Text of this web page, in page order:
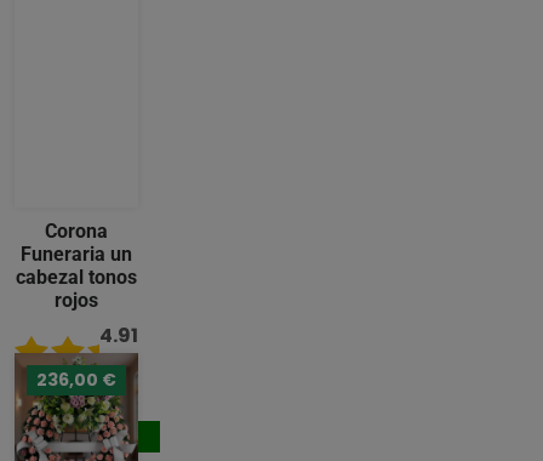
Corona
Funeraria un
cabezal tonos
rojos
4.91
/ 5
231,00 €
Comprar
236,00 €